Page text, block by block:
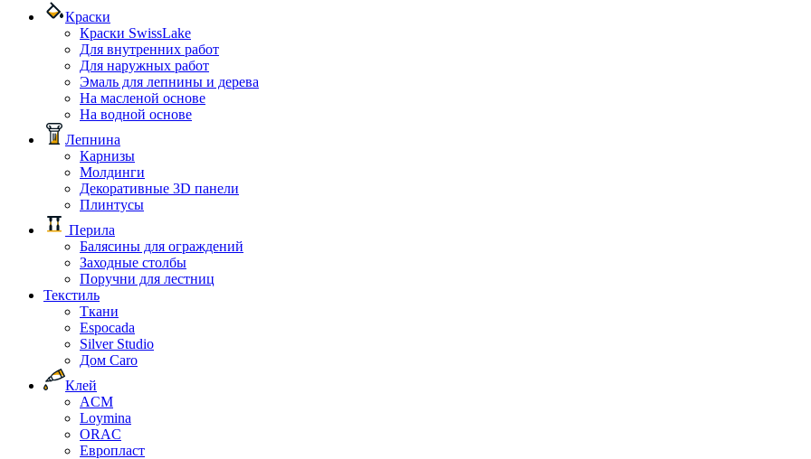
Краски
Краски SwissLake
Для внутренних работ
Для наружных работ
Эмаль для лепнины и дерева
На масленой основе
На водной основе
Лепнина
Карнизы
Молдинги
Декоративные 3D панели
Плинтусы
Перила
Балясины для ограждений
Заходные столбы
Поручни для лестниц
Текстиль
Ткани
Espocada
Silver Studio
Дом Caro
Клей
ACM
Loymina
ORAC
Европласт